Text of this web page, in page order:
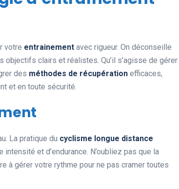
votre entrainement avec rigueur. On déconseille
clairs et réalistes. Qu’il s’agisse de gérer
des méthodes de récupération efficaces,
et en toute sécurité.
La pratique du cyclisme longue distance
et d’endurance. N’oubliez pas que la
à gérer votre rythme pour ne pas cramer toutes